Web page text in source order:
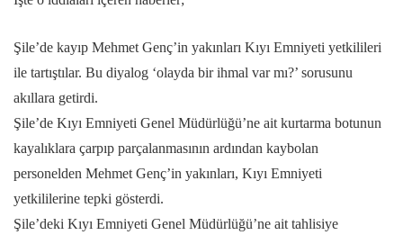
Şile’de kayıp Mehmet Genç’in yakınları Kıyı Emniyeti yetkilileri
ile tartıştılar. Bu diyalog ‘olayda bir ihmal var mı?’ sorusunu
akıllara getirdi.
Şile’de Kıyı Emniyeti Genel Müdürlüğü’ne ait kurtarma botunun
kayalıklara çarpıp parçalanmasının ardından kaybolan
personelden Mehmet Genç’in yakınları, Kıyı Emniyeti
yetkililerine tepki gösterdi.
Şile’deki Kıyı Emniyeti Genel Müdürlüğü’ne ait tahlisiye